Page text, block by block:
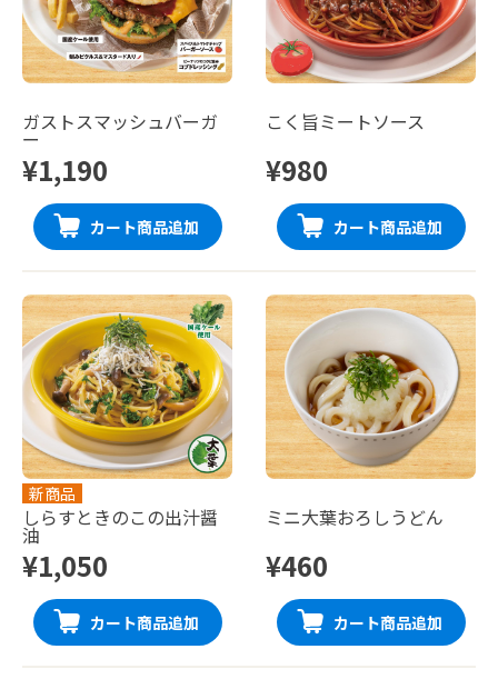
ガストスマッシュバーガ
ー
¥1,190
カート商品追加
こく旨ミートソース
¥980
カート商品追加
新商品
しらすときのこの出汁醤
油
¥1,050
カート商品追加
ミニ大葉おろしうどん
¥460
カート商品追加